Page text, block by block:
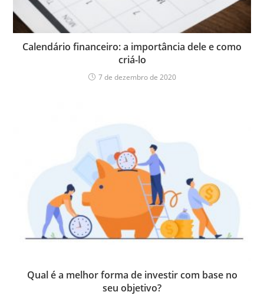
Calendário financeiro: a importância dele e como
criá-lo
7 de dezembro de 2020
Qual é a melhor forma de investir com base no
seu objetivo?